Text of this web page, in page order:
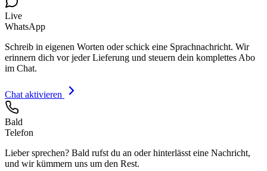
Live
WhatsApp
Schreib in eigenen Worten oder schick eine Sprachnachricht. Wir
erinnern dich vor jeder Lieferung und steuern dein komplettes Abo
im Chat.
Chat aktivieren
Bald
Telefon
Lieber sprechen? Bald rufst du an oder hinterlässt eine Nachricht,
und wir kümmern uns um den Rest.